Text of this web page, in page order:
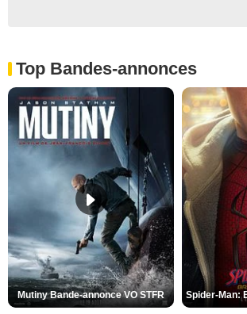
Top Bandes-annonces
Mutiny Bande-annonce VO STFR